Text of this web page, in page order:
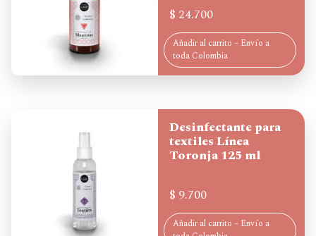
$ 24.700
Añadir al carrito – Envío a
toda Colombia
Desinfectante para
textiles Línea
Toronja 125 ml
$ 9.700
Añadir al carrito – Envío a